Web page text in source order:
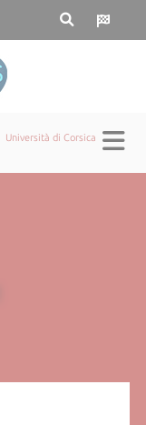
Università di Corsica